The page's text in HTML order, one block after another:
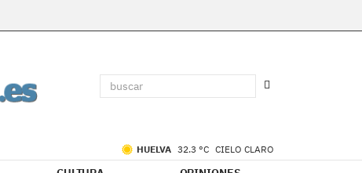
HUELVA 32.3 °C CIELO CLARO